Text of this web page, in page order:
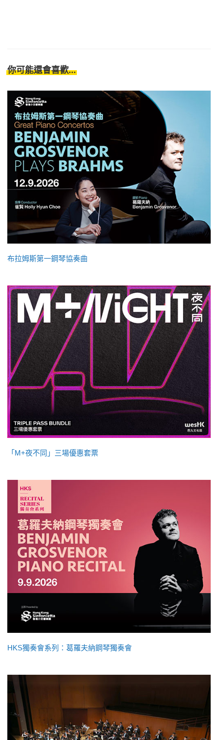
你可能還會喜歡...
布拉姆斯第一鋼琴協奏曲
「M+夜不同」三場優惠套票
HKS獨奏會系列：葛羅夫納鋼琴獨奏會